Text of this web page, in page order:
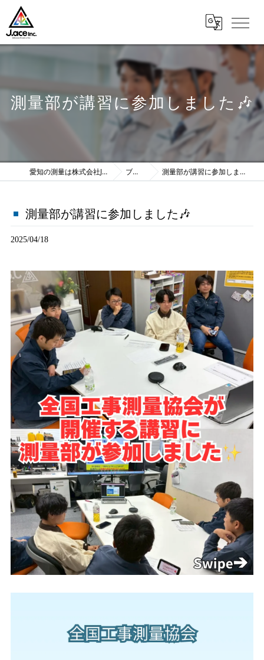
測量部が講習に参加しました🎶
愛知の測量は株式会社J.ace ブログ 測量部が講習に参加しました🎶
測量部が講習に参加しました🎶
2025/04/18